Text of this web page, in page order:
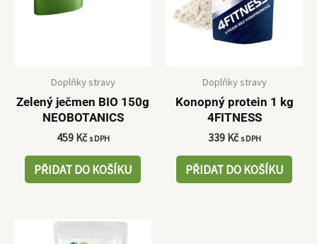
Doplňky stravy
Zelený ječmen BIO 150g
NEOBOTANICS
459 Kč s DPH
PŘIDAT DO KOŠÍKU
Doplňky stravy
Konopný protein 1 kg
4FITNESS
339 Kč s DPH
PŘIDAT DO KOŠÍKU